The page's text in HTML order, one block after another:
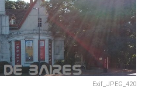
Exif_JPEG_420